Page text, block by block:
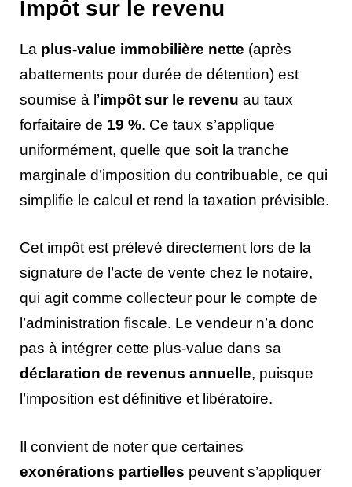
Impôt sur le revenu
La plus-value immobilière nette (après
abattements pour durée de détention) est
soumise à l’impôt sur le revenu au taux
forfaitaire de 19 %. Ce taux s’applique
uniformément, quelle que soit la tranche
marginale d’imposition du contribuable, ce qui
simplifie le calcul et rend la taxation prévisible.
Cet impôt est prélevé directement lors de la
signature de l’acte de vente chez le notaire,
qui agit comme collecteur pour le compte de
l’administration fiscale. Le vendeur n’a donc
pas à intégrer cette plus-value dans sa
déclaration de revenus annuelle, puisque
l’imposition est définitive et libératoire.
Il convient de noter que certaines
exonérations partielles peuvent s’appliquer